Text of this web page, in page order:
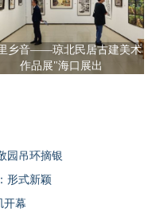
乡音——琼北民居古建美术
作品展"海口展出
园吊环摘银
形式新颖
开幕